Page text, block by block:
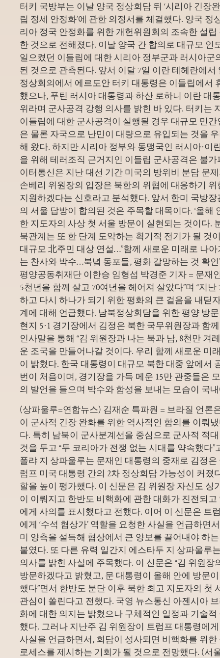
터키 국방부는 이날 양국 정상회담 뒤 ‘시리아 긴장
립 정세 안정화’에 관한 의정서를 체결했다. 양국 정
리아 정국 안정화를 위한 개헌위원회의 조속한 설
한 것으로 전해졌다. 이날 양국 간 합의로 대규모 인
일으켰던 이들립에 대한 시리아 정부군과 러시아군
된 것으로 관측된다. 앞서 이달 7일 이란 테헤란에서
정상회의에서 에르도안 터키 대통령은 이들립에서
했으나, 푸틴 러시아 대통령과 하산 로하니 이란 대
위라며 군사공격 강행 의사를 밝힌 바 있다. 터키는
이들립에 대한 군사공격이 실행될 경우 대규모 민
은 물론 자국으로 난민이 대량으로 유입되는 것을
해 왔다. 하지만 시리아 정부와 동맹국인 러시아·이
을 위해 테러조직 근거지인 이들립 군사공격은 불
이터통신은 지난 대선 기간 미국의 방위비 분담 문
손베리 위원장의 입장은 북한의 위협에 대응하기
지원하겠다는 신호라고 분석했다. 앞서 한미 국방
의 서울 답방이 합의된 것은 주목할 대목이다. ‘올해
한 지도자의 사상 첫 서울 방문이 실현되는 것이다.
북관계는 또 한 단계 도약하는 획기적 전기가 될 것
대규모 北주민 대상 연설…”함께 새로운 미래로 나아
는 찬사와 박수…북녘 동포들, 평화 갈망하는 것 확
평양공동취재단 이한승 임형섭 박경준 기자 = 문재
5천년을 함께 살고 70여년을 헤어져 살았다”며 “지
하고 다시 하나가 되기 위한 평화의 큰 걸음을 내딛
계에 대해 언급했다. 남북정상회담을 위한 평양 방
현지 5·1 경기장에서 김정은 북한 국무위원장과 함
인사말을 통해 “김 위원장과 나는 북과 남, 8천만 겨
운 조국을 만들어나갈 것이다. 우리 함께 새로운 미
이 밝혔다. 한국 대통령이 대규모 북한 대중 앞에서
번이 처음이며, 경기장을 가득 메운 15만 관중들은
의 발언을 들으며 박수와 함성을 보내는 모습이 국
(상파울루=연합뉴스) 김재순 특파원 = 브라질 언론
이 군사적 긴장 완화를 위한 역사적인 합의를 이뤄
다. 특히 남북이 군사분계선을 중심으로 군사적 적
것을 두고 “두 코리아가 전쟁 없는 시대를 약속했다
폴랴 지 상파울루는 문재인 대통령의 중재로 김정
럼프 미국 대통령 간의 2차 정상회담 가능성이 커졌
할을 높이 평가했다. 이 신문은 김 위원장 자신도 싱
이 이뤄지고 한반도 비핵화에 관한 대화가 진전되
에게 사의를 표시했다고 전했다. 이어 이 신문은 트
에게 ‘수석 협상가’ 역할을 요청한 사실을 언급하면
미 양측을 설득해 협상에서 큰 양보를 끌어내야 하
붙였다. 또 다른 유력 일간지 에스타두 지 상파울루
의사를 밝힌 사실에 주목했다. 이 신문은 “김 위원장
방문하겠다고 밝혔고, 문 대통령이 올해 안에 방문
했다”면서 한반도 분단 이후 북한 최고 지도자의 첫
관심이 쏠린다고 전했다. 국영 뉴스통신 아젠시아
화에 대한 의지는 밝혔으나 구체적인 일정과 기술
했다. 그러나 지난주 김 위원장이 트럼프 대통령에
사실을 언급하면서, 회담이 성사되면 비핵화를 위
로세스를 제시하는 기회가 될 것으로 전망했다. (서